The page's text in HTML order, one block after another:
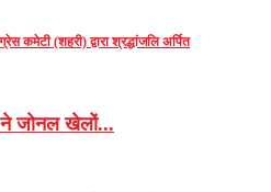
कमेटी (शहरी) द्वारा श्रद्धांजलि अर्पित
ने जोनल खेलों...